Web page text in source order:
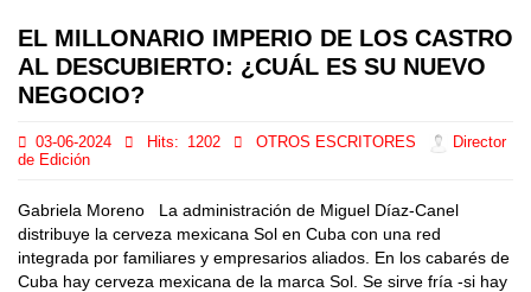
EL MILLONARIO IMPERIO DE LOS CASTRO
AL DESCUBIERTO: ¿CUÁL ES SU NUEVO
NEGOCIO?
03-06-2024 Hits: 1202 OTROS ESCRITORES
Director
de Edición
Gabriela Moreno La administración de Miguel Díaz-Canel
distribuye la cerveza mexicana Sol en Cuba con una red
integrada por familiares y empresarios aliados. En los cabarés de
Cuba hay cerveza mexicana de la marca Sol. Se sirve fría -si hay